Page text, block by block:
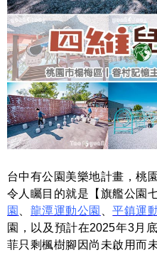
台中有公園美樂地計畫，桃
令人矚目的就是【旗艦公園
園
龍潭運動公園 、平鎮運
園，以及預計在2025年3月
菲只剩楓樹腳因尚未啟用而